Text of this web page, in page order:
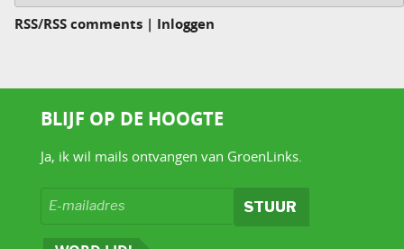
RSS/RSS comments | Inloggen
BLIJF OP DE HOOGTE
Ja, ik wil mails ontvangen van GroenLinks.